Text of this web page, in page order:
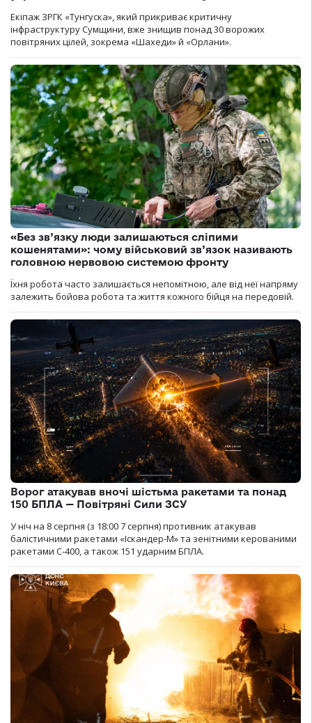
Екіпаж ЗРГК «Тунгуска», який прикриває критичну
інфраструктуру Сумщини, вже знищив понад 30 ворожих
повітряних цілей, зокрема «Шахеди» й «Орлани».
«Без зв’язку люди залишаються сліпими
кошенятами»: чому військовий зв’язок називають
головною нервовою системою фронту
Їхня робота часто залишається непомітною, але від неї напряму
залежить бойова робота та життя кожного бійця на передовій.
Ворог атакував вночі шістьма ракетами та понад
150 БПЛА — Повітряні Сили ЗСУ
У ніч на 8 серпня (з 18:00 7 серпня) противник атакував
балістичними ракетами «Іскандер-М» та зенітними керованими
ракетами С-400, а також 151 ударним БПЛА.